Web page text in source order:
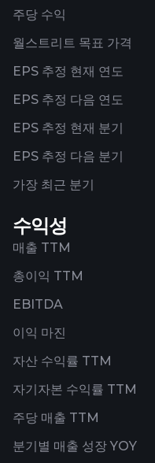
주당 수익
월스트리트 목표 가격
EPS 추정 현재 연도
EPS 추정 다음 연도
EPS 추정 현재 분기
EPS 추정 다음 분기
가장 최근 분기
수익성
매출 TTM
총이익 TTM
EBITDA
이익 마진
자산 수익률 TTM
자기자본 수익률 TTM
주당 매출 TTM
분기별 매출 성장 YOY